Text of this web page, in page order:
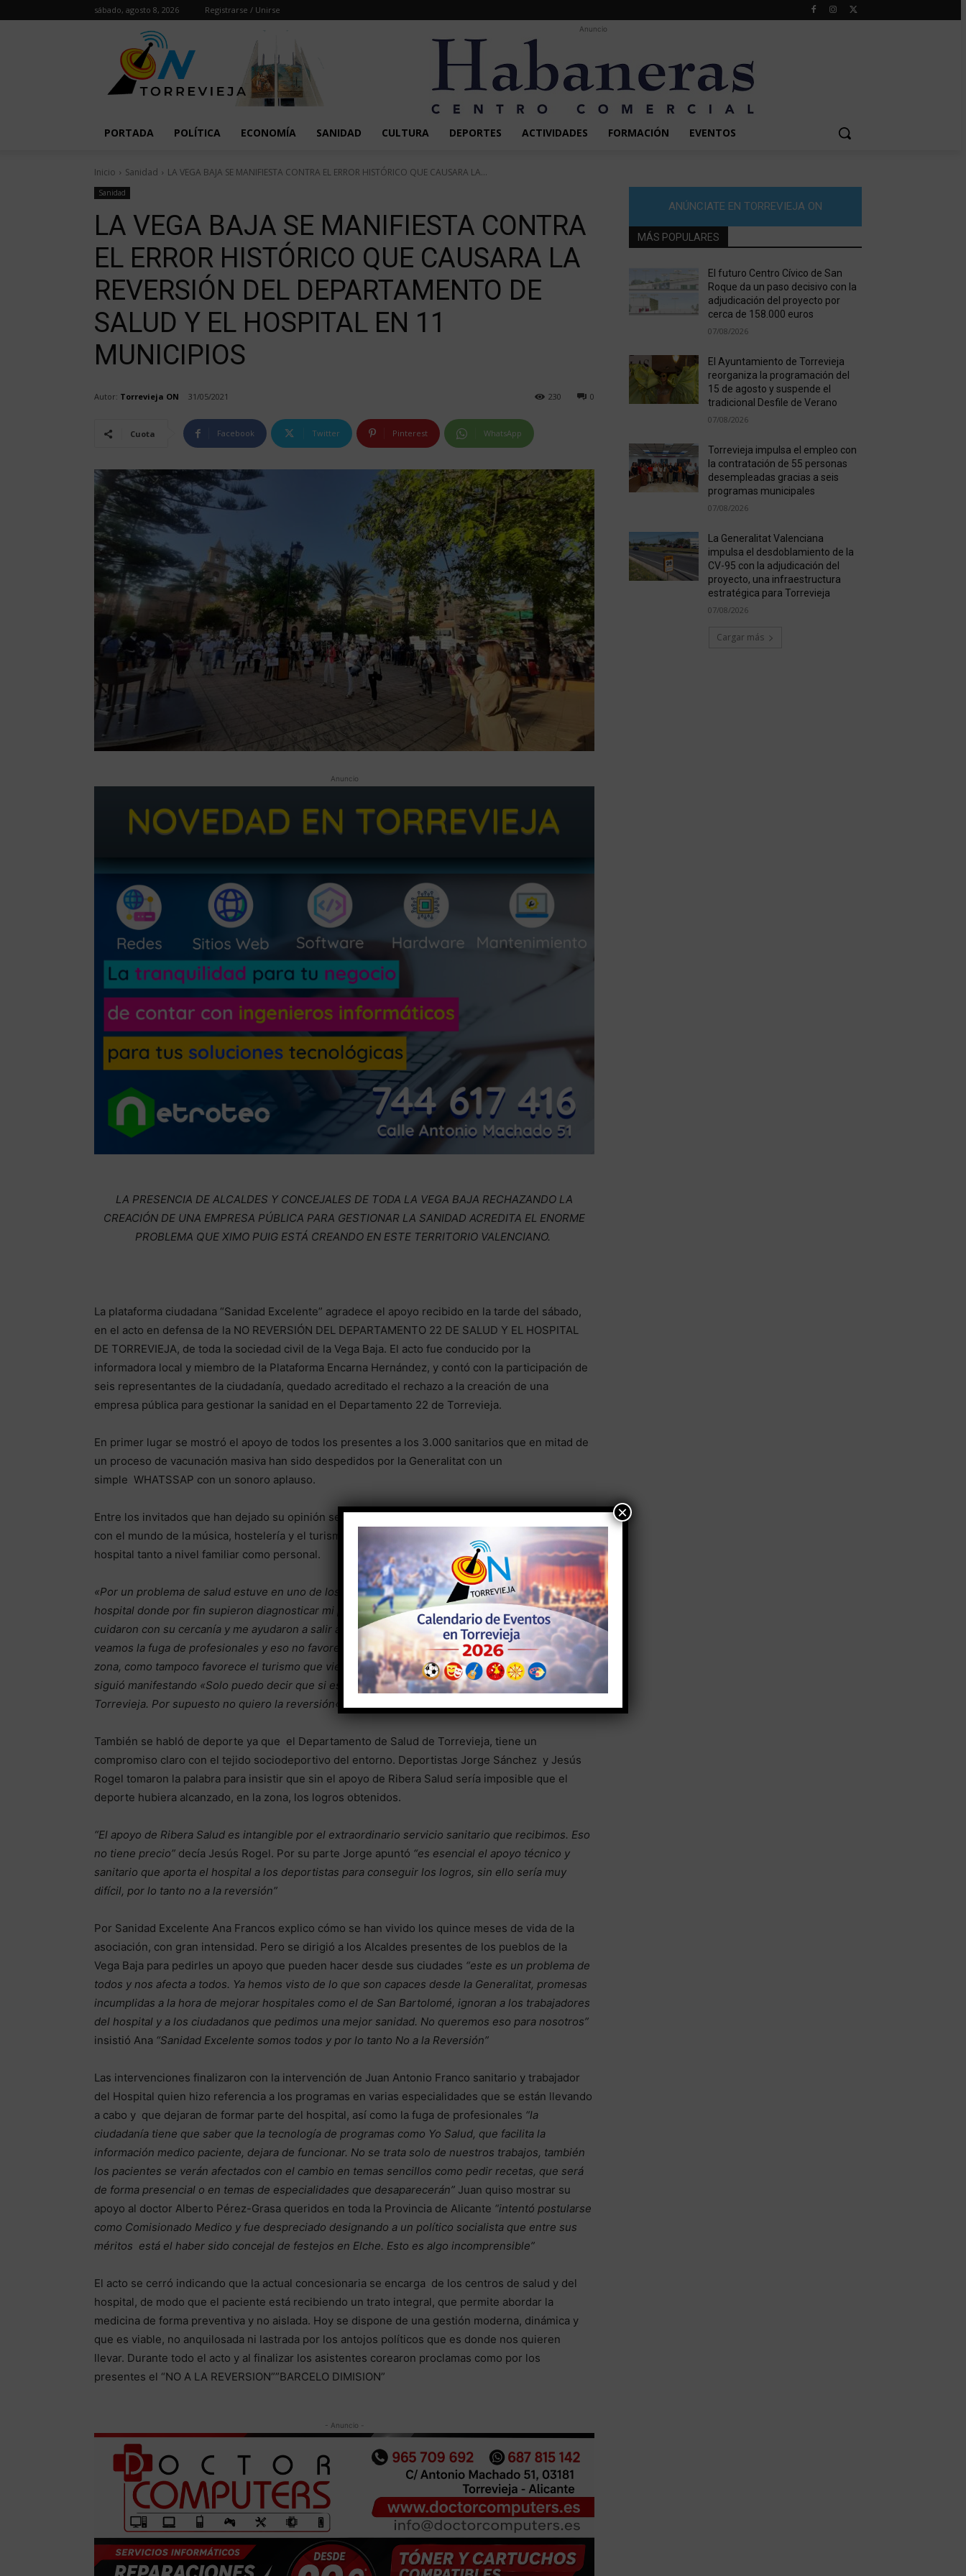
sábado, agosto 8, 2026 Registrarse / Unirse
Anuncio
PORTADA POLÍTICA ECONOMÍA SANIDAD CULTURA DEPORTES ACTIVIDADES FORMACIÓN EVENTOS
Inicio Sanidad LA VEGA BAJA SE MANIFIESTA CONTRA EL ERROR HISTÓRICO QUE CAUSARA LA...
Sanidad
LA VEGA BAJA SE MANIFIESTA CONTRA
EL ERROR HISTÓRICO QUE CAUSARA LA
REVERSIÓN DEL DEPARTAMENTO DE
SALUD Y EL HOSPITAL EN 11
MUNICIPIOS
Autor: Torrevieja ON 31/05/2021 0
230
Cuota Facebook Twitter Pinterest WhatsApp
Anuncio
LA PRESENCIA DE ALCALDES Y CONCEJALES DE TODA LA VEGA BAJA RECHAZANDO LA
CREACIÓN DE UNA EMPRESA PÚBLICA PARA GESTIONAR LA SANIDAD ACREDITA EL ENORME
PROBLEMA QUE XIMO PUIG ESTÁ CREANDO EN ESTE TERRITORIO VALENCIANO.
La plataforma ciudadana “Sanidad Excelente” agradece el apoyo recibido en la tarde del sábado,
en el acto en defensa de la NO REVERSIÓN DEL DEPARTAMENTO 22 DE SALUD Y EL HOSPITAL
DE TORREVIEJA, de toda la sociedad civil de la Vega Baja. El acto fue conducido por la
informadora local y miembro de la Plataforma Encarna Hernández, y contó con la participación de
seis representantes de la ciudadanía, quedado acreditado el rechazo a la creación de una
empresa pública para gestionar la sanidad en el Departamento 22 de Torrevieja.
En primer lugar se mostró el apoyo de todos los presentes a los 3.000 sanitarios que en mitad de
un proceso de vacunación masiva han sido despedidos por la Generalitat con un
simple WHATSSAP con un sonoro aplauso.
Entre los invitados que han dejado su opinión se encontraba Juan García de Otazo,
con el mundo de la música, hostelería y el turismo, es paciente y conocedor del día a día del
hospital tanto a nivel familiar como personal.
«Por un problema de salud estuve en uno de los mejores hospitales de Madrid, y fue aquí en el
hospital donde por fin supieron diagnosticar mi problema. Hay muy buenos profesionales que me
cuidaron con su cercanía y me ayudaron a salir adelante»
siguió explicando«Hoy lamento que
veamos la fuga de profesionales y eso no favorece al Hospital de Torrevieja ni a la sanidad de la
zona, como tampoco favorece el turismo que viene aésta zona enbuscade una buenaSanidad»
siguió manifestando «Solo puedo decir que si estoy aquí vivo es por el personal de hospital de
Torrevieja. Por supuesto no quiero la reversión«
También se habló de deporte ya que el Departamento de Salud de Torrevieja, tiene un
compromiso claro con el tejido sociodeportivo del entorno. Deportistas Jorge Sánchez y Jesús
Rogel tomaron la palabra para insistir que sin el apoyo de Ribera Salud sería imposible que el
deporte hubiera alcanzado, en la zona, los logros obtenidos.
“El apoyo de Ribera Salud es intangible por el extraordinario servicio sanitario que recibimos. Eso
no tiene precio”decía Jesús Rogel. Por su parte Jorge apuntó “es esencial el apoyo técnico y
sanitario que aporta el hospital a los deportistas para conseguir los logros, sin ello sería muy
difícil, por lo tanto no a la reversión”
Por Sanidad Excelente Ana Francos explico cómo se han vivido los quince meses de vida de la
asociación, con gran intensidad. Pero se dirigió a los Alcaldes presentes de los pueblos de la
Vega Baja para pedirles un apoyo que pueden hacer desde sus ciudades “este es un problema de
todos y nos afecta a todos. Ya hemos visto de lo que son capaces desde la Generalitat, promesas
incumplidas a la hora de mejorar hospitales como el de San Bartolomé, ignoran a los trabajadores
del hospital y a los ciudadanos que pedimos una mejor sanidad. No queremos eso para nosotros”
insistió Ana “Sanidad Excelente somos todos y por lo tanto No a la Reversión”
Las intervenciones finalizaron con la intervención de Juan Antonio Franco sanitario y trabajador
del Hospital quien hizo referencia a los programas en varias especialidades que se están llevando
a cabo y que dejaran de formar parte del hospital, así como la fuga de profesionales “la
ciudadanía tiene que saber que la tecnología de programas como Yo Salud, que facilita la
información medico paciente, dejara de funcionar. No se trata solo de nuestros trabajos, también
los pacientes se verán afectados con el cambio en temas sencillos como pedir recetas, que será
de forma presencial o en temas de especialidades que desaparecerán”Juan quiso mostrar su
apoyo al doctor Alberto Pérez-Grasa queridos en toda la Provincia de Alicante “intentó postularse
como Comisionado Medico y fue despreciado designando a un político socialista que entre sus
méritos está el haber sido concejal de festejos en Elche. Esto es algo incomprensible”
El acto se cerró indicando que la actual concesionaria se encarga de los centros de salud y del
hospital, de modo que el paciente está recibiendo un trato integral, que permite abordar la
medicina de forma preventiva y no aislada. Hoy se dispone de una gestión moderna, dinámica y
que es viable, no anquilosada ni lastrada por los antojos políticos que es donde nos quieren
llevar. Durante todo el acto y al finalizar los asistentes corearon proclamas como por los
presentes el “NO A LA REVERSION””BARCELO DIMISION”
- Anuncio -
ANÚNCIATE EN TORREVIEJA ON
MÁS POPULARES
El futuro Centro Cívico de San
Roque da un paso decisivo con la
adjudicación del proyecto por
cerca de 158.000 euros
07/08/2026
El Ayuntamiento de Torrevieja
reorganiza la programación del
15 de agosto y suspende el
tradicional Desfile de Verano
07/08/2026
Torrevieja impulsa el empleo con
la contratación de 55 personas
desempleadas gracias a seis
programas municipales
07/08/2026
La Generalitat Valenciana
impulsa el desdoblamiento de la
CV-95 con la adjudicación del
proyecto, una infraestructura
estratégica para Torrevieja
07/08/2026
Cargar más
×